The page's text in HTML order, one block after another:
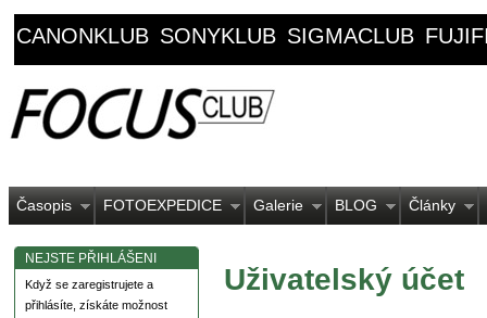
CANONKLUB SONYKLUB SIGMACLUB
Časopis FOTOEXPEDICE Galerie BLOG Články
NEJSTE PŘIHLÁŠENI
Když se zaregistrujete a
přihlásíte, získáte možnost
Uživatelský účet